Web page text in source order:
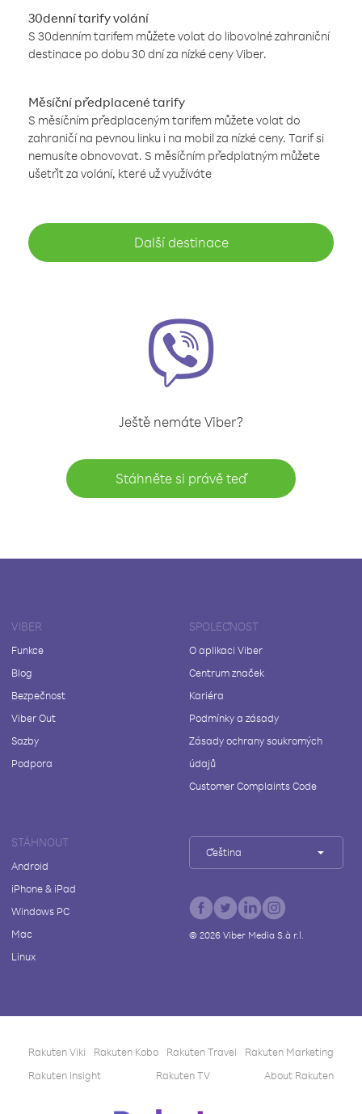
30denní tarify volání
S 30denním tarifem můžete volat do libovolné zahraniční
destinace po dobu 30 dní za nízké ceny Viber.
Měsíční předplacené tarify
S měsíčním předplaceným tarifem můžete volat do
zahraničí na pevnou linku i na mobil za nízké ceny. Tarif si
nemusíte obnovovat. S měsíčním předplatným můžete
ušetřit za volání, které už využíváte
Další destinace
Ještě nemáte Viber?
Stáhněte si právě teď
VIBER
Funkce
Blog
Bezpečnost
Viber Out
Sazby
Podpora
SPOLEČNOST
O aplikaci Viber
Centrum značek
Kariéra
Podmínky a zásady
Zásady ochrany soukromých
údajů
Customer Complaints Code
STÁHNOUT
Android
iPhone & iPad
Windows PC
Mac
Linux
Čeština
© 2026Viber Media S.à r.l.
Rakuten Viki Rakuten Kobo Rakuten Travel
Rakuten Marketing
Rakuten Insight
Rakuten TV About Rakuten